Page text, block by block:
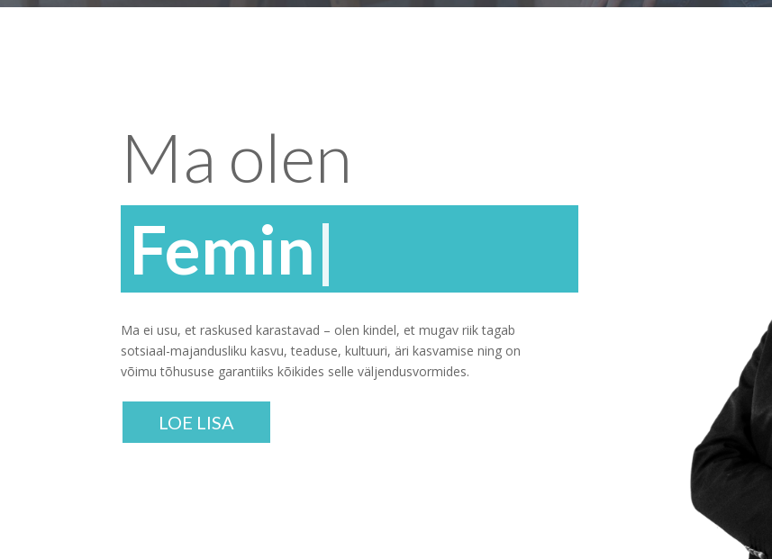
Ma olen
Feminist
Ma ei usu, et raskused karastavad – olen kindel, et mugav riik tagab
sotsiaal-majandusliku kasvu, teaduse, kultuuri, äri kasvamise ning on
võimu tõhususe garantiiks kõikides selle väljendusvormides.
LOE LISA